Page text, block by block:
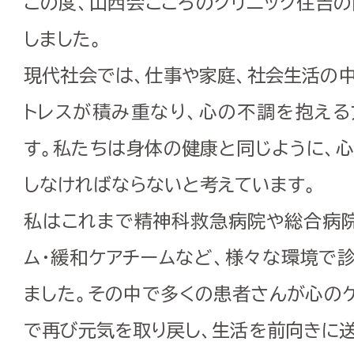
しました。
現代社会では、仕事や家庭、社会生活の
トレスが積み重なり、心の不調を抱え
す。私たちは身体の健康と同じように、
しなければならないと考えています。
私はこれまで精神科救急病院や総合病
ム・緩和ケアチームなど、様々な環境で
ました。その中で多くの患者さんが心の
で再び元気を取り戻し、生活を前向きに